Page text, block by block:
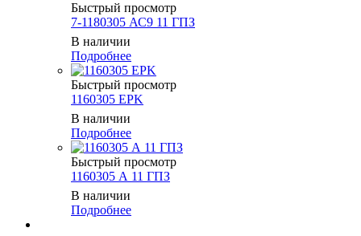
Быстрый просмотр
7-1180305 АС9 11 ГПЗ
В наличии
Подробнее
Быстрый просмотр
1160305 EPK
В наличии
Подробнее
Быстрый просмотр
1160305 А 11 ГПЗ
В наличии
Подробнее